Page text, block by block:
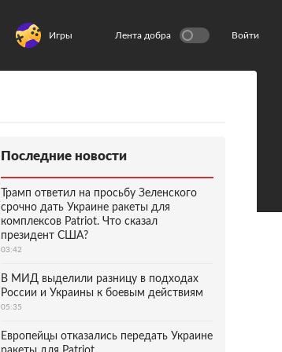
Игры Лента добра Войти
Последние новости
Трамп ответил на просьбу Зеленского
срочно дать Украине ракеты для
комплексов Patriot. Что сказал
президент США?
03:42
В МИД выделили разницу в подходах
России и Украины к боевым действиям
05:35
Европейцы отказались передать Украине